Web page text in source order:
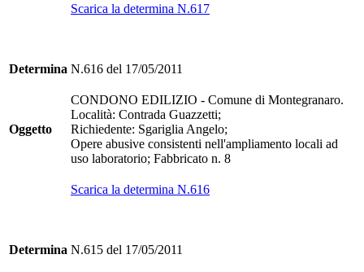
Scarica la determina N.617
Determina N.616 del 17/05/2011
Oggetto
CONDONO EDILIZIO - Comune di Montegranaro.
Località: Contrada Guazzetti;
Richiedente: Sgariglia Angelo;
Opere abusive consistenti nell'ampliamento locali ad
uso laboratorio; Fabbricato n. 8
Scarica la determina N.616
Determina N.615 del 17/05/2011